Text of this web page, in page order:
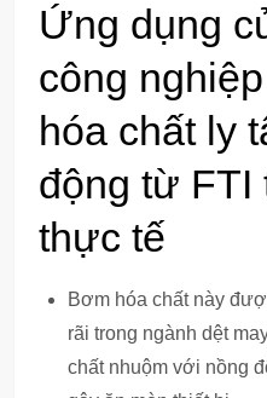
Ứng dụng
công
hóa chất ly
động từ FTI
thực tế
Bơm hóa chất này
rãi trong ngành dệt
chất nhuộm với nồng